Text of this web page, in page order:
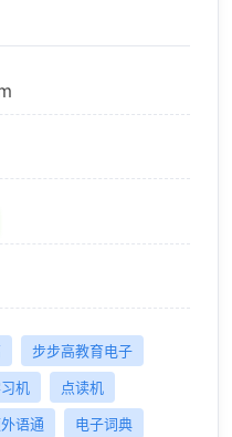
步步高教育电子
机 点读机
语通 电子词典